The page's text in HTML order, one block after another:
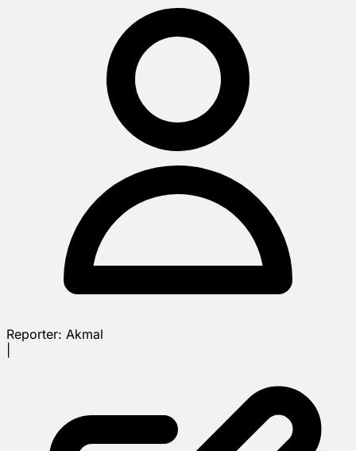
Reporter: Akmal